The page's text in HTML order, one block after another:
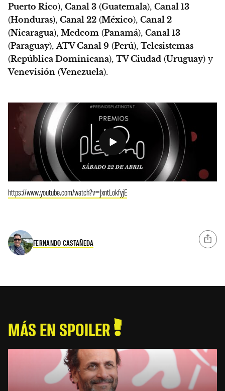
Puerto Rico), Canal 3 (Guatemala), Canal 13
(Honduras), Canal 22 (México), Canal 2
(Nicaragua), Medcom (Panamá), Canal 13
(Paraguay), ATV Canal 9 (Perú), Telesistemas
(República Dominicana), TV Ciudad (Uruguay) y
Venevisión (Venezuela).
https://www.youtube.com/watch?v=JxntLokfyjE
FERNANDO CASTAÑEDA
MÁS EN SPOILER